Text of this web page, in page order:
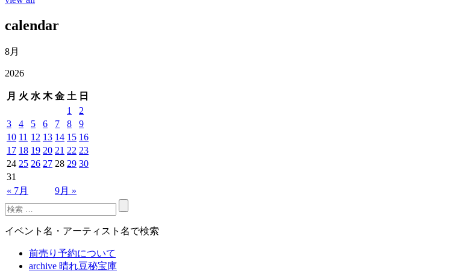
calendar
8月
2026
月 火 水 木 金 土 日
« 7月 9月 »
1
2
3
4 5 6 7 8
9
10 11 12 13 14 15 16
17 18 19 20 21 22 23
24 25 26 27 28 29 30
31
イベント名・アーティスト名で検索
前売り予約について
archive 晴れ豆秘宝庫